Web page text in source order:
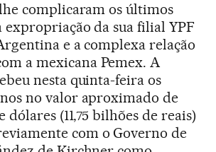
complicaram os últimos
expropriação da sua filial YPF
e a complexa relação
a mexicana Pemex. A
nesta quinta-feira os
no valor aproximado de
dólares (11,75 bilhões de reais)
com o Governo de